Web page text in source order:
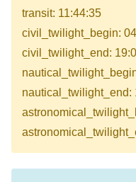
transit: 11:44:35
civil_twilight_begin:
civil_twilight_end:
nautical_twilight_end: